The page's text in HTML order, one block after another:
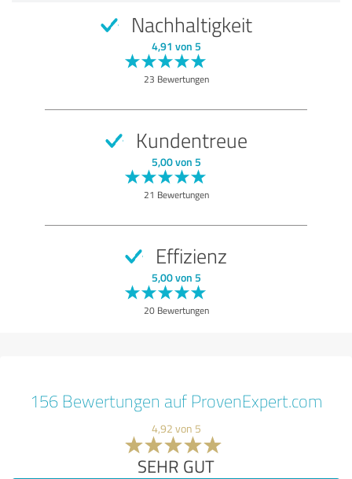
Nachhaltigkeit
4,91 von 5
23 Bewertungen
Kundentreue
5,00 von 5
21 Bewertungen
Effizienz
5,00 von 5
20 Bewertungen
156 Bewertungen auf ProvenExpert.com
4,92 von 5
SEHR GUT